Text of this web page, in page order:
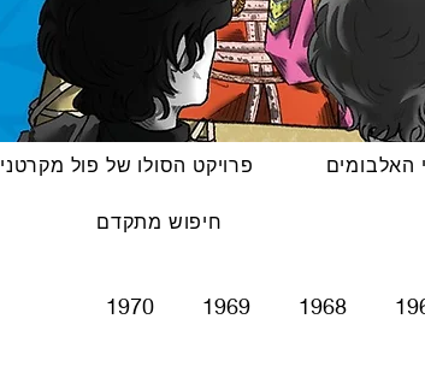
האלבומים פרויקט הסולו של פול מקרטני
חיפוש מתקדם
1968
1969
1970